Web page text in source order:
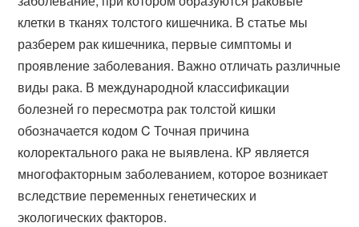
клетки в тканях толстого кишечника. В статье мы
разберем рак кишечника, первые симптомы и
проявление заболевания. Важно отличать различные
виды рака. В международной классификации
болезней го пересмотра рак толстой кишки
обозначается кодом C Точная причина
колоректального рака не выявлена. КР является
многофакторным заболеванием, которое возникает
вследствие переменных генетических и
экологических факторов.